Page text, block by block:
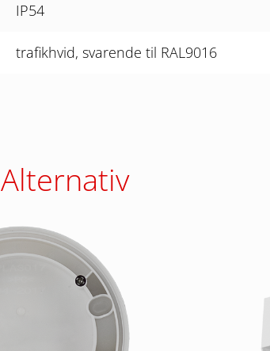
IP54
trafikhvid, svarende til RAL9016
Alternativ